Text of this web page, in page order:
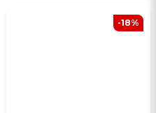
-18%